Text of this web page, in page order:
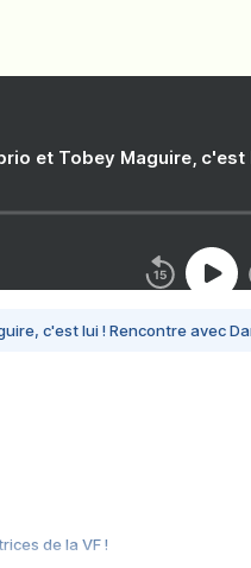
et Tobey Maguire,
c'est lui ! Rencontre avec
de la VF !